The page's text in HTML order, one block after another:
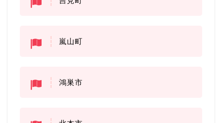
嵐山町
鴻巣市